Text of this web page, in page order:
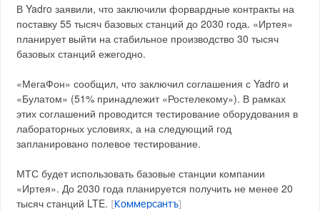
В Yadro заявили, что заключили форвардные контракты на
поставку 55 тысяч базовых станций до 2030 года. «Иртея»
планирует выйти на стабильное производство 30 тысяч
базовых станций ежегодно.
«МегаФон» сообщил, что заключил соглашения с Yadro и
«Булатом» (51% принадлежит «Ростелекому»). В рамках
этих соглашений проводится тестирование оборудования в
лабораторных условиях, а на следующий год
запланировано полевое тестирование.
МТС будет использовать базовые станции компании
«Иртея». До 2030 года планируется получить не менее 20
тысяч станций LTE.
Коммерсантъ